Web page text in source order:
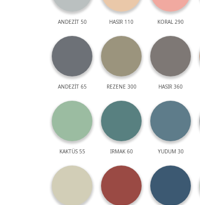
ANDEZİT 50 HASIR 110 KORAL 290
ANDEZİT 65 REZENE 300 HASIR 360
KAKTÜS 55 IRMAK 60 YUDUM 30